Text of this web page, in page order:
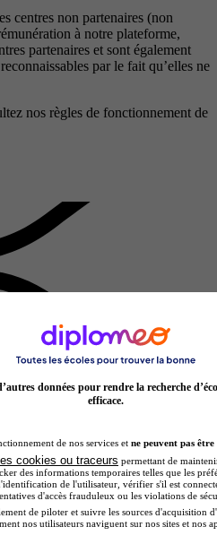
centres non partenaires (non
à notre plateforme,
partenaires et sont également
par le fait qu’elles ne
nos règles de fonctionnement de
données pour rendre la recherche
efficace.
de nos services et ne peuvent pas être
cookies ou traceurs permettant de
des informations temporaires telles que les
de l'utilisateur, vérifier s'il est
d'accès frauduleux ou les violations de
de piloter et suivre les sources d'acquisition
nos utilisateurs naviguent sur nos sites et nos